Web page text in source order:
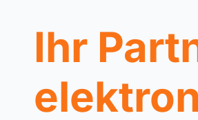
Ihr